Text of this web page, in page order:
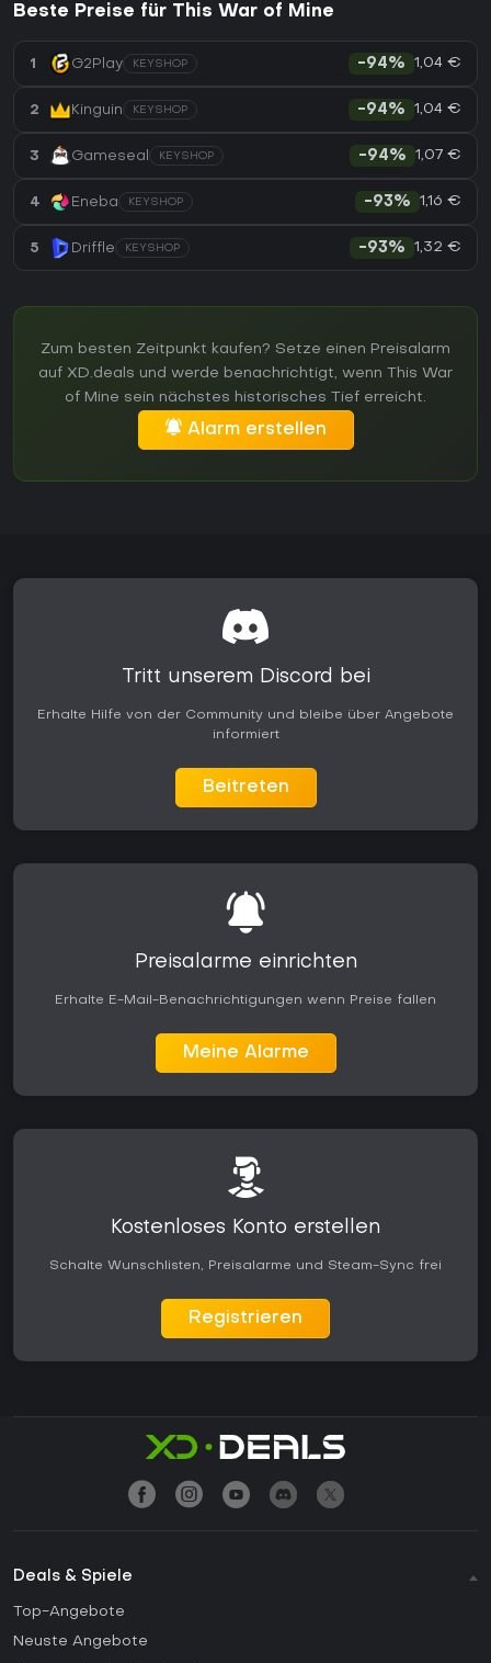
Beste Preise für This War of Mine
1 G2Play KEYSHOP -94% 1,04 €
2 Kinguin KEYSHOP -94% 1,04 €
3 Gameseal KEYSHOP -94% 1,07 €
4 Eneba KEYSHOP -93% 1,16 €
5 Driffle KEYSHOP -93% 1,32 €
Zum besten Zeitpunkt kaufen? Setze einen Preisalarm
auf XD.deals und werde benachrichtigt, wenn This War
of Mine sein nächstes historisches Tief erreicht.
Alarm erstellen
Tritt unserem Discord bei
Erhalte Hilfe von der Community und bleibe über Angebote
informiert
Beitreten
Preisalarme einrichten
Erhalte E-Mail-Benachrichtigungen wenn Preise fallen
Meine Alarme
Kostenloses Konto erstellen
Schalte Wunschlisten, Preisalarme und Steam-Sync frei
Registrieren
Deals & Spiele
Top-Angebote
Neuste Angebote